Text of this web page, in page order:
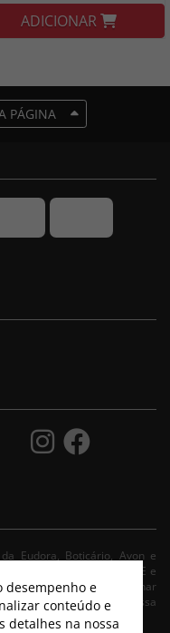
ADICIONAR
PÁGINA
Eudora, Boticário, Avon e
PE, Abreu e Lima/PE e
usuário navegar, selecionar
residência. Consulte nossa
desempenho e
conteúdo e
detalhes na nossa